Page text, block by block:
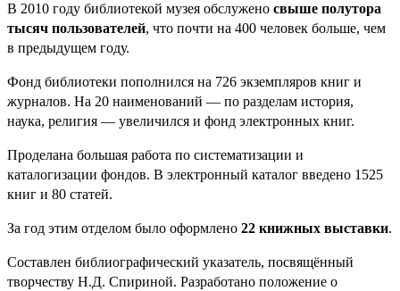
В 2010 году библиотекой музея обслужено свыше полутора
тысяч пользователей, что почти на 400 человек больше, чем
в предыдущем году.
Фонд библиотеки пополнился на 726 экземпляров книг и
журналов. На 20 наименований — по разделам история,
наука, религия — увеличился и фонд электронных книг.
Проделана большая работа по систематизации и
каталогизации фондов. В электронный каталог введено 1525
книг и 80 статей.
За год этим отделом было оформлено 22 книжных выставки.
Составлен библиографический указатель, посвящённый
творчеству Н.Д. Спириной. Разработано положение о